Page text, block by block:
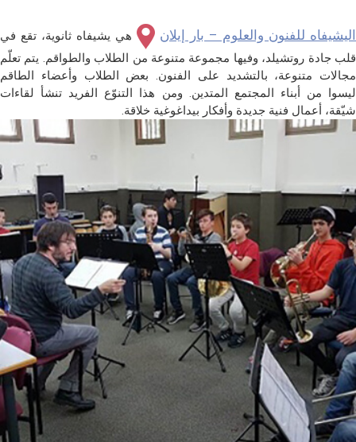
اليشيفاه للفنون والعلوم – بار إيلان
هي يشيفاه ثانوية، تقع في
قلب جادة روتشيلد، وفيها مجموعة متنوعة من الطلاب والطواقم. يتم تعلّم
مجالات متنوعة، بالتشديد على الفنون. بعض الطلاب وأعضاء الطاقم
ليسوا من أبناء المجتمع المتدين. ومن هذا التنوّع الفريد تنشأ لقاءات
شيّقة، أعمال فنية جديدة وأفكار بيداغوغية خلاقة.